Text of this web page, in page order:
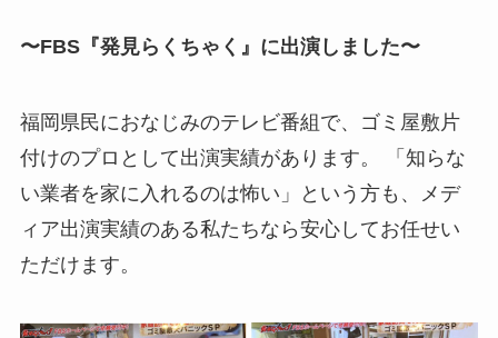
〜FBS『発見らくちゃく』に出演しました〜
福岡県民におなじみのテレビ番組で、ゴミ屋敷片
付けのプロとして出演実績があります。 「知らな
い業者を家に入れるのは怖い」という方も、メデ
ィア出演実績のある私たちなら安心してお任せい
ただけます。